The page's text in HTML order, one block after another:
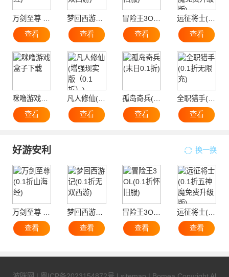
查看
查看
冒险王3OL(0.1折怀旧服)
查看
查看
咪噜游戏盒子下载
查看
查看
孤岛奇兵(末日0.1折)
查看
查看
好游安利 换一换
查看
查看
冒险王3OL(0.1折怀旧服)
查看
查看